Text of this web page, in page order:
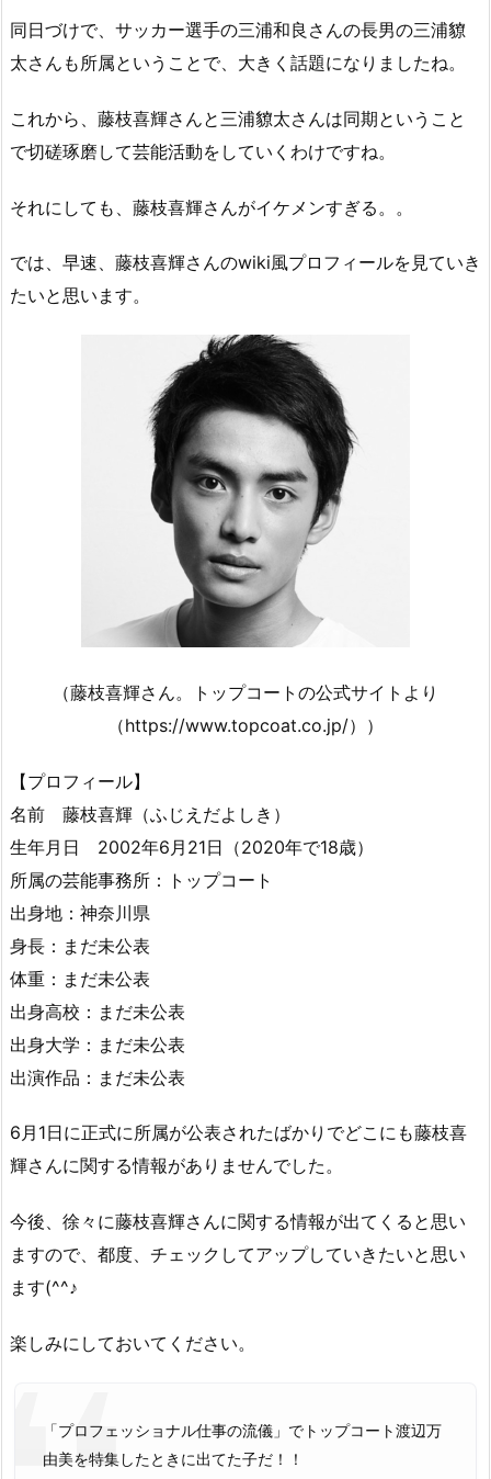
同日づけで、サッカー選手の三浦和良さんの長男の三浦䝤
太さんも所属ということで、大きく話題になりましたね。
これから、藤枝喜輝さんと三浦䝤太さんは同期ということ
で切磋琢磨して芸能活動をしていくわけですね。
それにしても、藤枝喜輝さんがイケメンすぎる。。
では、早速、藤枝喜輝さんのwiki風プロフィールを見ていき
たいと思います。
（藤枝喜輝さん。トップコートの公式サイトより
（https://www.topcoat.co.jp/））
【プロフィール】
名前 藤枝喜輝（ふじえだよしき）
生年月日 2002年6月21日（2020年で18歳）
所属の芸能事務所：トップコート
出身地：神奈川県
身長：まだ未公表
体重：まだ未公表
出身高校：まだ未公表
出身大学：まだ未公表
出演作品：まだ未公表
6月1日に正式に所属が公表されたばかりでどこにも藤枝喜
輝さんに関する情報がありませんでした。
今後、徐々に藤枝喜輝さんに関する情報が出てくると思い
ますので、都度、チェックしてアップしていきたいと思い
ます(^^♪
楽しみにしておいてください。
「プロフェッショナル仕事の流儀」でトップコート渡辺万
由美を特集したときに出てた子だ！！